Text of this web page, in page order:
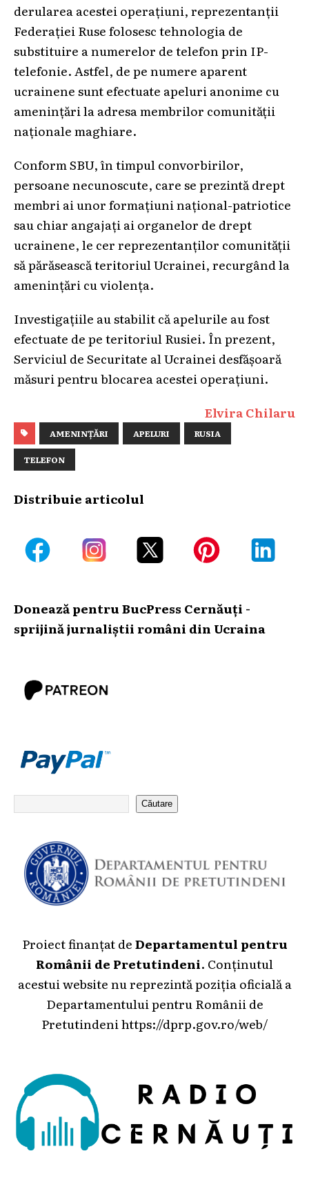
derularea acestei operațiuni, reprezentanții
Federației Ruse folosesc tehnologia de
substituire a numerelor de telefon prin IP-
telefonie. Astfel, de pe numere aparent
ucrainene sunt efectuate apeluri anonime cu
amenințări la adresa membrilor comunității
naționale maghiare.
Conform SBU, în timpul convorbirilor,
persoane necunoscute, care se prezintă drept
membri ai unor formațiuni național-patriotice
sau chiar angajați ai organelor de drept
ucrainene, le cer reprezentanților comunității
să părăsească teritoriul Ucrainei, recurgând la
amenințări cu violența.
Investigațiile au stabilit că apelurile au fost
efectuate de pe teritoriul Rusiei. În prezent,
Serviciul de Securitate al Ucrainei desfășoară
măsuri pentru blocarea acestei operațiuni.
Elvira Chilaru
AMENINȚĂRI APELURI RUSIA
TELEFON
Distribuie articolul
Donează pentru BucPress Cernăuți -
sprijină jurnaliștii români din Ucraina
Căutare
Proiect finanțat deDepartamentul pentru
Românii de Pretutindeni. Conținutul
acestui website nu reprezintă poziția oficială a
Departamentului pentru Românii de
Pretutindeni https://dprp.gov.ro/web/